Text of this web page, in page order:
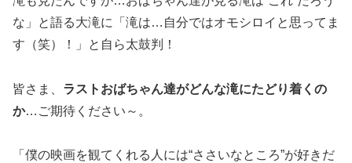
な」と語る大滝に「滝は…自分ではオモシロイと思ってま
す（笑）！」と自ら太鼓判！
皆さま、 ラストおばちゃん達がどんな滝にたどり着くの
か…ご期待ください～。
「僕の映画を観てくれる人には“ささいなところ”が好きだ